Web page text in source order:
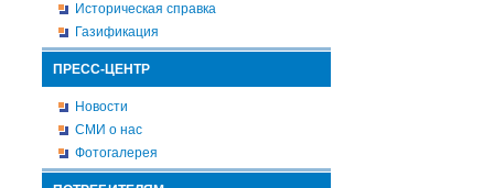
Историческая справка
Газификация
ПРЕСС-ЦЕНТР
Новости
СМИ о нас
Фотогалерея